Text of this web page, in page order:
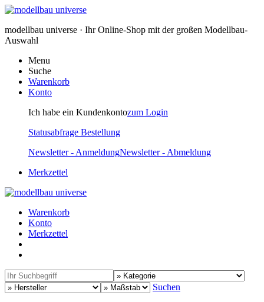
modellbau universe · Ihr Online-Shop mit der großen Modellbau-
Auswahl
Menu
Suche
Warenkorb
Konto
Ich habe ein Kundenkontozum Login
Statusabfrage Bestellung
Newsletter - AnmeldungNewsletter - Abmeldung
Merkzettel
Warenkorb
Konto
Merkzettel
Suchen